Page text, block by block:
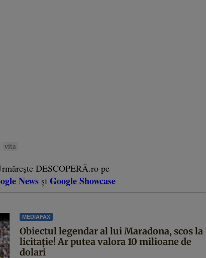
vita
DESCOPERĂ.ro pe
News și Google Showcase
MEDIAFAX
Obiectul legendar al lui Maradona, scos la
licitație! Ar putea valora 10 milioane de
dolari